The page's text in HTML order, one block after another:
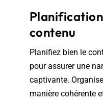
contenu
Planifiez bien le
pour assurer une
captivante.
manière cohérente